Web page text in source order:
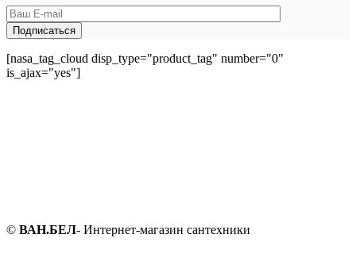
[nasa_tag_cloud disp_type="product_tag" number="0"
is_ajax="yes"]
© ВАН.БЕЛ- Интернет-магазин сантехники